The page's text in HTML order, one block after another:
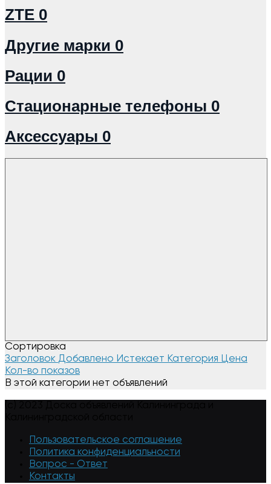
ZTE 0
Другие марки 0
Рации 0
Стационарные телефоны 0
Аксессуары 0
Сортировка
Заголовок Добавлено Истекает Категория Цена
Кол-во показов
В этой категории нет объявлений
Пользовательское соглашение
Политика конфиденциальности
Вопрос - Ответ
Контакты